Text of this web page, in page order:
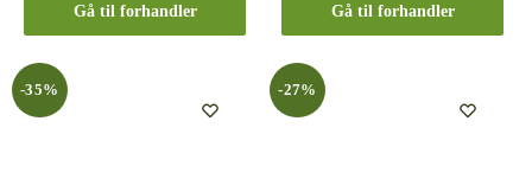
Gå til forhandler Gå til forhandler
-35% -27%